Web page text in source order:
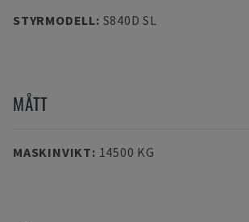
STYRMODELL: S840D SL
MÅTT
MASKINVIKT: 14500 KG